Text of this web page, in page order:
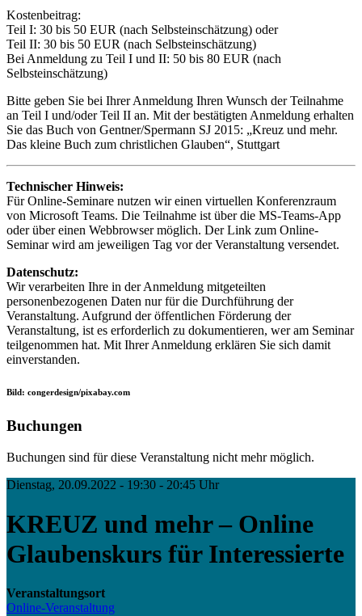
Kostenbeitrag:
Teil I: 30 bis 50 EUR (nach Selbsteinschätzung) oder
Teil II: 30 bis 50 EUR (nach Selbsteinschätzung)
Bei Anmeldung zu Teil I und II: 50 bis 80 EUR (nach
Selbsteinschätzung)
Bitte geben Sie bei Ihrer Anmeldung Ihren Wunsch der Teilnahme
an Teil I und/oder Teil II an. Mit der bestätigten Anmeldung erhalten
Sie das Buch von Gentner/Spermann SJ 2015: „Kreuz und mehr.
Das kleine Buch zum christlichen Glauben“, Stuttgart
Technischer Hinweis:
Für Online-Seminare nutzen wir einen virtuellen Konferenzraum
von Microsoft Teams. Die Teilnahme ist über die MS-Teams-App
oder über einen Webbrowser möglich. Der Link zum Online-
Seminar wird am jeweiligen Tag vor der Veranstaltung versendet.
Datenschutz:
Wir verarbeiten Ihre in der Anmeldung mitgeteilten
personenbezogenen Daten nur für die Durchführung der
Veranstaltung. Aufgrund der öffentlichen Förderung der
Veranstaltung, ist es erforderlich zu dokumentieren, wer am Seminar
teilgenommen hat. Mit Ihrer Anmeldung erklären Sie sich damit
einverstanden.
Bild: congerdesign/pixabay.com
Buchungen
Buchungen sind für diese Veranstaltung nicht mehr möglich.
Dienstag, 20.09.2022 - 19:30 - 20:45 Uhr
KREUZ und mehr – Online
Glaubenskurs für Interessierte
Veranstaltungsort
Online-Veranstaltung